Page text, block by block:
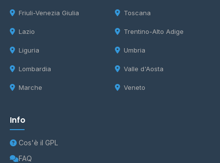
Friuli-Venezia Giulia
Lazio
Liguria
Lombardia
Marche
Toscana
Trentino-Alto Adige
Umbria
Valle d'Aosta
Veneto
Info
Cos'è il GPL
FAQ